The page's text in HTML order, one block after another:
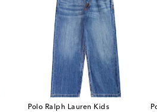
Polo Ralph Lauren Kids